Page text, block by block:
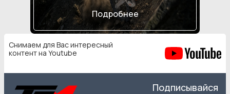
Подробнее
Снимаем для Вас интересный
контент на Youtube
Подписывайся